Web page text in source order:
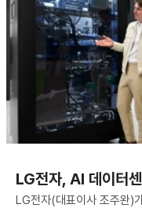
LG전자, AI 데이터
LG전자(대표이사 조주